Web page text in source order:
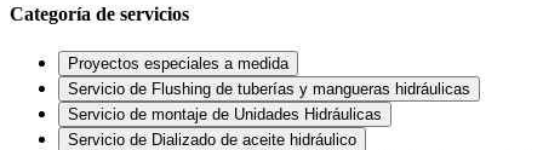
Categoría de servicios
Proyectos especiales a medida
Servicio de Flushing de tuberías y mangueras hidráulicas
Servicio de montaje de Unidades Hidráulicas
Servicio de Dializado de aceite hidráulico